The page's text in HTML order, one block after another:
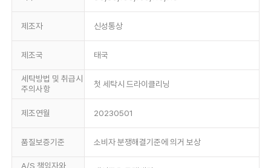
제조자 신성통상
제조국 태국
세탁방법 및 취급시
주의사항
첫 세탁시 드라이클리닝
제조연월 20230501
품질보증기준 소비자 분쟁해결기준에 의거 보상
A/S 책임자와